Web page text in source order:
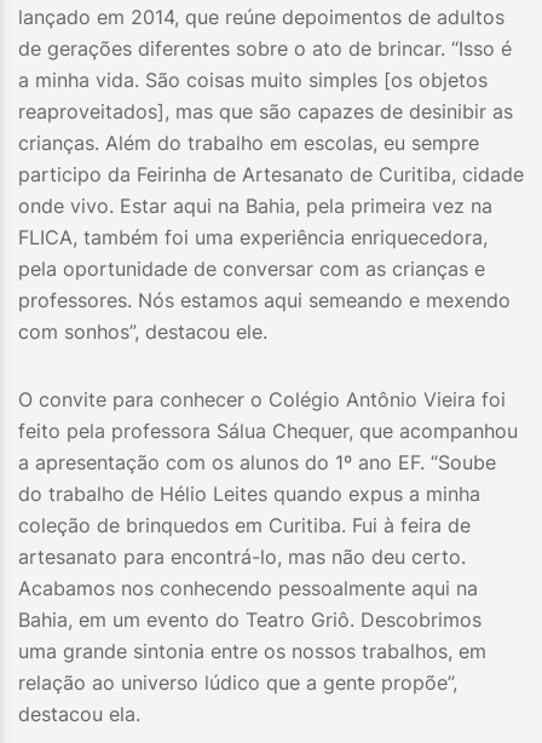
lançado em 2014, que reúne depoimentos de adultos
de gerações diferentes sobre o ato de brincar. “Isso é
a minha vida. São coisas muito simples [os objetos
reaproveitados], mas que são capazes de desinibir as
crianças. Além do trabalho em escolas, eu sempre
participo da Feirinha de Artesanato de Curitiba, cidade
onde vivo. Estar aqui na Bahia, pela primeira vez na
FLICA, também foi uma experiência enriquecedora,
pela oportunidade de conversar com as crianças e
professores. Nós estamos aqui semeando e mexendo
com sonhos”, destacou ele.
O convite para conhecer o Colégio Antônio Vieira foi
feito pela professora Sálua Chequer, que acompanhou
a apresentação com os alunos do 1º ano EF. “Soube
do trabalho de Hélio Leites quando expus a minha
coleção de brinquedos em Curitiba. Fui à feira de
artesanato para encontrá-lo, mas não deu certo.
Acabamos nos conhecendo pessoalmente aqui na
Bahia, em um evento do Teatro Griô. Descobrimos
uma grande sintonia entre os nossos trabalhos, em
relação ao universo lúdico que a gente propõe”,
destacou ela.